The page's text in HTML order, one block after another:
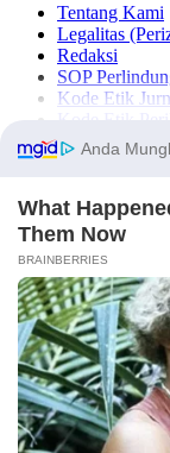
Tentang Kami
Legalitas
Redaksi
SOP
Kode Etik
Pedoman
Kode Etik
Privacy Policy
Copy Right 2025 |
×
NASIONAL
SULSEL